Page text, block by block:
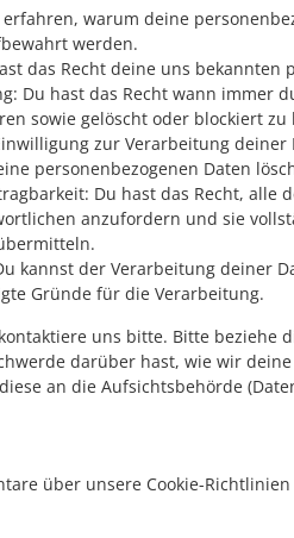
erfahren, warum deine
werden.
das Recht deine uns bekannten
Du hast das Recht wann immer
sowie gelöscht oder blockiert zu
zur Verarbeitung
personenbezogenen Daten
Du hast das Recht, alle
anzufordern und sie
kannst der Verarbeitung deiner
Gründe für die Verarbeitung.
uns bitte. Bitte beziehe
darüber hast, wie wir
an die Aufsichtsbehörde
über unsere Cookie-